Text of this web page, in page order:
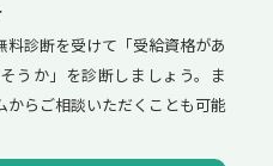
料診断を受けて「受給資格があ
うか」を診断しましょう。ま
からご相談いただくことも可能